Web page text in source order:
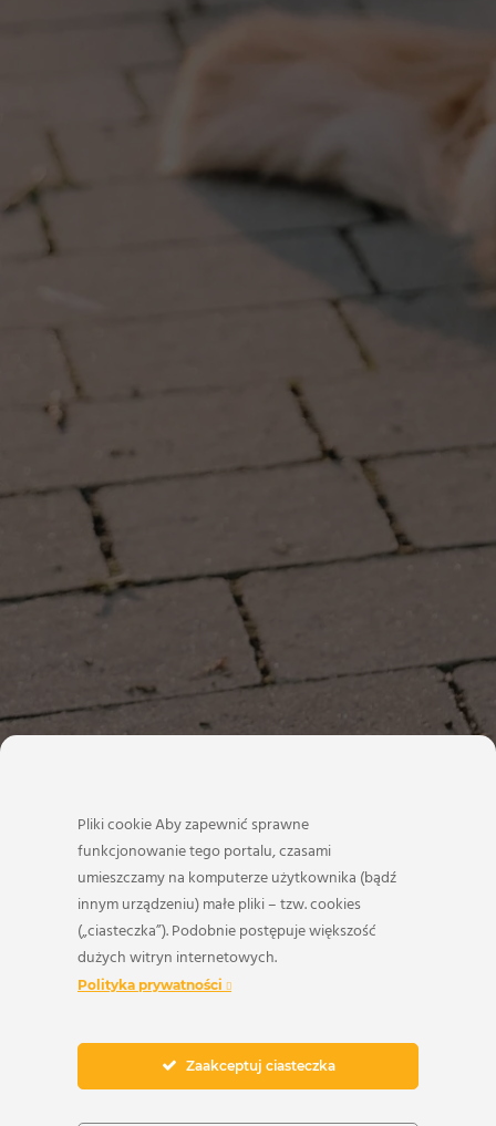
Pliki cookie Aby zapewnić sprawne
funkcjonowanie tego portalu, czasami
umieszczamy na komputerze użytkownika (bądź
innym urządzeniu) małe pliki – tzw. cookies
(„ciasteczka”). Podobnie postępuje większość
dużych witryn internetowych.
Polityka prywatności
Zaakceptuj ciasteczka